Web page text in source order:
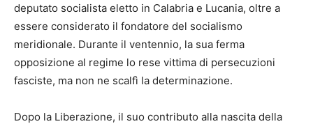
deputato socialista eletto in Calabria e Lucania, oltre a
essere considerato il fondatore del socialismo
meridionale. Durante il ventennio, la sua ferma
opposizione al regime lo rese vittima di persecuzioni
fasciste, ma non ne scalfì la determinazione.
Dopo la Liberazione, il suo contributo alla nascita della